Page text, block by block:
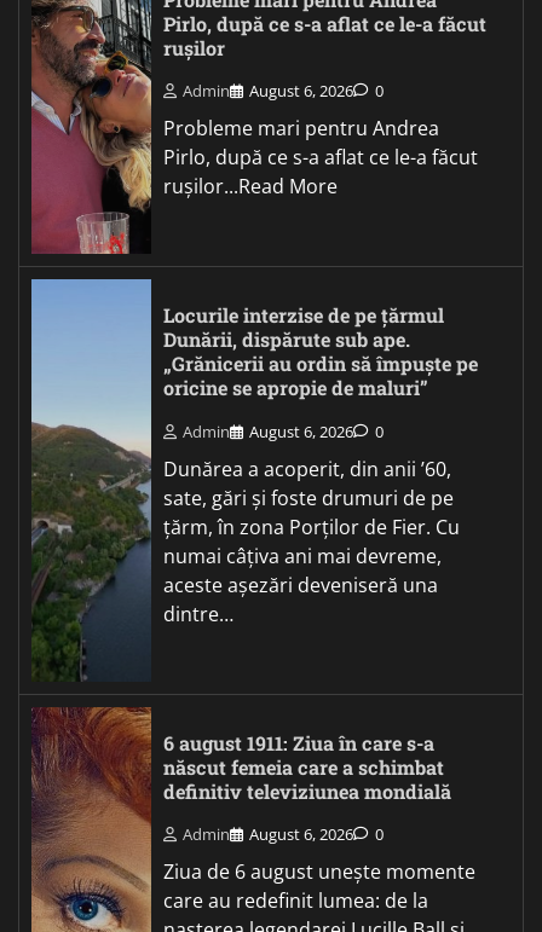
Pirlo, după ce s-a aflat ce le-a făcut
rușilor
Admin August 6, 2026 0
Probleme mari pentru Andrea
Pirlo, după ce s-a aflat ce le-a făcut
rușilor...Read More
Locurile interzise de pe țărmul
Dunării, dispărute sub ape.
„Grănicerii au ordin să împuște pe
oricine se apropie de maluri”
Admin August 6, 2026 0
Dunărea a acoperit, din anii ’60,
sate, gări și foste drumuri de pe
țărm, în zona Porților de Fier. Cu
numai câțiva ani mai devreme,
aceste așezări deveniseră una
dintre…
6 august 1911: Ziua în care s-a
născut femeia care a schimbat
definitiv televiziunea mondială
Admin August 6, 2026 0
Ziua de 6 august unește momente
care au redefinit lumea: de la